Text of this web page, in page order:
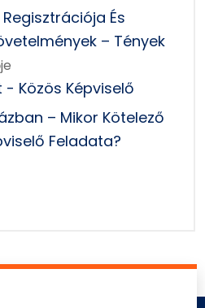
És
– Tények
Közös Képviselő
– Mikor Kötelező
Feladata?